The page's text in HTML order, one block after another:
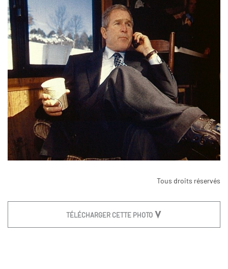
Tous droits réservés
TÉLÉCHARGER CETTE PHOTO